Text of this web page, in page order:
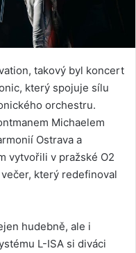
takový byl koncert
který spojuje sílu
orchestru.
Michaelem
Ostrava a
vytvořili v pražské O2
který redefinoval
hudebně, ale i
L-ISA si diváci